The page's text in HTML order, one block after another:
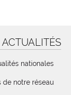
ACTUALITÉS
nationales
de notre réseau